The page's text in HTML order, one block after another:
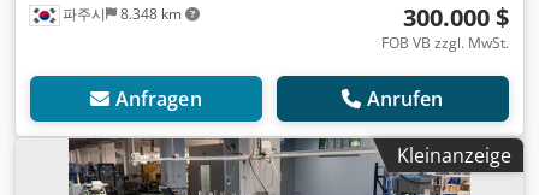
파주시 8.348 km 300.000 $
FOB VB zzgl. MwSt.
Anfragen Anrufen
Kleinanzeige